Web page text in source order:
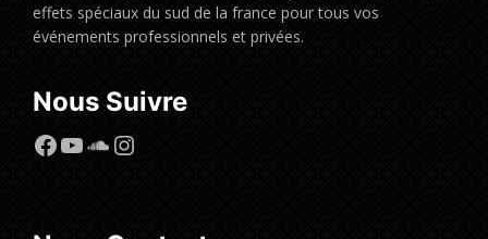
effets spéciaux du sud de la france pour tous vos
événements professionnels et privées.
Nous Suivre
Facebook
YouTube
SoundCloud
Instagram